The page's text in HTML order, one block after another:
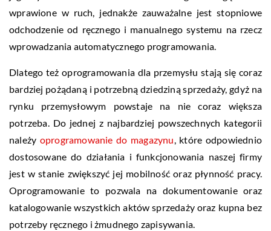
wprawione w ruch, jednakże zauważalne jest stopniowe
odchodzenie od ręcznego i manualnego systemu na rzecz
wprowadzania automatycznego programowania.
Dlatego też oprogramowania dla przemysłu stają się coraz
bardziej pożądaną i potrzebną dziedziną sprzedaży, gdyż na
rynku przemysłowym powstaje na nie coraz większa
potrzeba. Do jednej z najbardziej powszechnych kategorii
należy oprogramowanie do magazynu, które odpowiednio
dostosowane do działania i funkcjonowania naszej firmy
jest w stanie zwiększyć jej mobilność oraz płynność pracy.
Oprogramowanie to pozwala na dokumentowanie oraz
katalogowanie wszystkich aktów sprzedaży oraz kupna bez
potrzeby ręcznego i żmudnego zapisywania.